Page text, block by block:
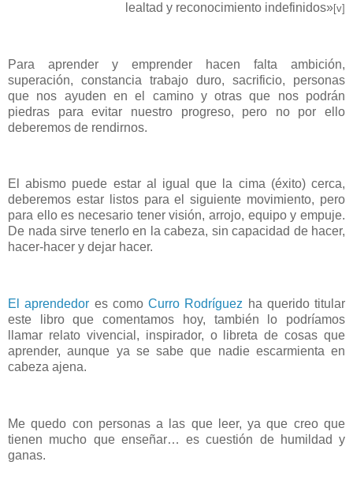
lealtad y reconocimiento indefinidos»[v]
Para aprender y emprender hacen falta ambición,
superación, constancia trabajo duro, sacrificio, personas
que nos ayuden en el camino y otras que nos podrán
piedras para evitar nuestro progreso, pero no por ello
deberemos de rendirnos.
El abismo puede estar al igual que la cima (éxito) cerca,
deberemos estar listos para el siguiente movimiento, pero
para ello es necesario tener visión, arrojo, equipo y empuje.
De nada sirve tenerlo en la cabeza, sin capacidad de hacer,
hacer-hacer y dejar hacer.
El aprendedor es como Curro Rodríguez ha querido titular
este libro que comentamos hoy, también lo podríamos
llamar relato vivencial, inspirador, o libreta de cosas que
aprender, aunque ya se sabe que nadie escarmienta en
cabeza ajena.
Me quedo con personas a las que leer, ya que creo que
tienen mucho que enseñar… es cuestión de humildad y
ganas.